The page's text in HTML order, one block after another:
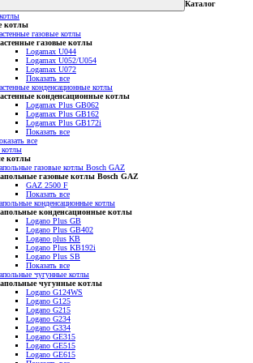
Каталог
котлы
газовые котлы
газовые котлы
Logamax U044
Logamax U052/U054
Logamax U072
Показать все
конденсационные котлы
конденсационные котлы
Logamax Plus GB062
Logamax Plus GB162
Logamax Plus GB172i
Показать все
все
котлы
газовые котлы Bosch GAZ
газовые котлы Bosch GAZ
GAZ 2500 F
Показать все
конденсационные котлы
конденсационные котлы
Logano Plus GB
Logano Plus GB402
Logano plus KB
Logano Plus KB192i
Logano Plus SB
Показать все
чугунные котлы
чугунные котлы
Logano G124WS
Logano G125
Logano G215
Logano G234
Logano G334
Logano GE315
Logano GE515
Logano GE615